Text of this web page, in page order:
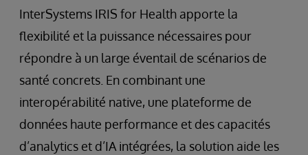
InterSystems IRIS for Health apporte la
flexibilité et la puissance nécessaires pour
répondre à un large éventail de scénarios de
santé concrets. En combinant une
interopérabilité native, une plateforme de
données haute performance et des capacités
d’analytics et d’IA intégrées, la solution aide les